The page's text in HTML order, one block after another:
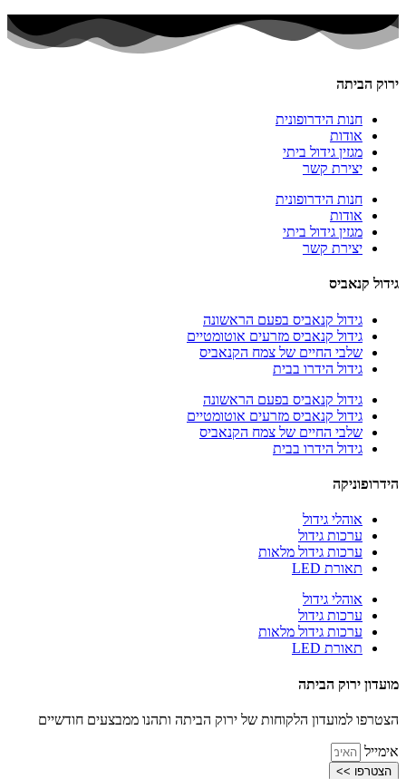
ירוק הביתה
חנות הידרופונית
אודות
מגזין גידול ביתי
יצירת קשר
חנות הידרופונית
אודות
מגזין גידול ביתי
יצירת קשר
גידול קנאביס
גידול קנאביס בפעם הראשונה
גידול קנאביס מזרעים אוטומטיים
שלבי החיים של צמח הקנאביס
גידול הידרו בבית
גידול קנאביס בפעם הראשונה
גידול קנאביס מזרעים אוטומטיים
שלבי החיים של צמח הקנאביס
גידול הידרו בבית
הידרופוניקה
אוהלי גידול
ערכות גידול
ערכות גידול מלאות
תאורת LED
אוהלי גידול
ערכות גידול
ערכות גידול מלאות
תאורת LED
מועדון ירוק הביתה
הצטרפו למועדון הלקוחות של ירוק הביתה ותהנו ממבצעים חודשיים
אימייל
הצטרפו >>